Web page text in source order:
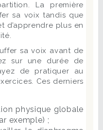
La première
sa voix tandis que
d’apprendre plus en
sa voix avant de
sur une durée de
de pratiquer au
Ces derniers
physique globale
exemple) ;